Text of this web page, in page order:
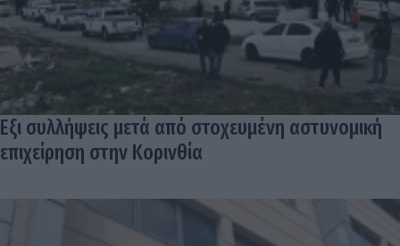
Εξι συλλήψεις μετά από στοχευμένη αστυνομική
επιχείρηση στην Κορινθία